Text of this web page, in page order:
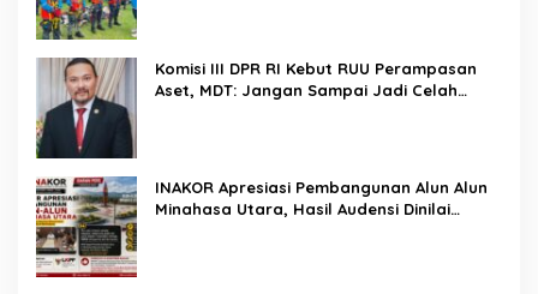
Komisi III DPR RI Kebut RUU Perampasan
Aset, MDT: Jangan Sampai Jadi Celah
INAKOR Apresiasi Pembangunan Alun Alun
Minahasa Utara, Hasil Audensi Dinilai